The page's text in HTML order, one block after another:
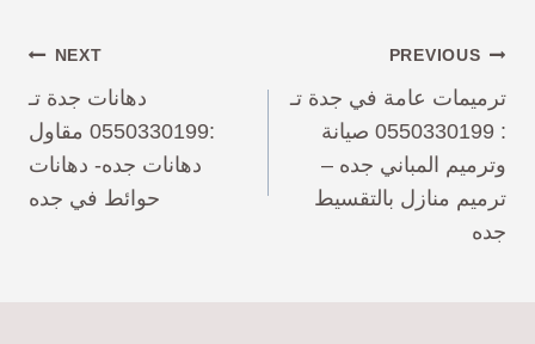
PREVIOUS
ترميمات عامة في جدة تـ
: 0550330199 صيانة
وترميم المباني جده –
ترميم منازل بالتقسيط
جده
NEXT
دهانات جدة تـ
:0550330199 مقاول
دهانات جده- دهانات
حوائط في جده